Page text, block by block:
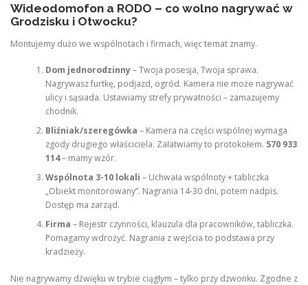
Wideodomofon a RODO – co wolno nagrywać w
Grodzisku i Otwocku?
Montujemy dużo we wspólnotach i firmach, więc temat znamy.
Dom jednorodzinny– Twoja posesja, Twoja sprawa.
Nagrywasz furtkę, podjazd, ogród. Kamera nie może nagrywać
ulicy i sąsiada. Ustawiamy strefy prywatności – zamazujemy
chodnik.
Bliźniak/szeregówka – Kamera na części wspólnej wymaga
zgody drugiego właściciela. Załatwiamy to protokołem. 570 933
114– mamy wzór.
Wspólnota 3-10 lokali – Uchwała wspólnoty + tabliczka
„Obiekt monitorowany”. Nagrania 14-30 dni, potem nadpis.
Dostęp ma zarząd.
Firma – Rejestr czynności, klauzula dla pracowników, tabliczka.
Pomagamy wdrożyć. Nagrania z wejścia to podstawa przy
kradzieży.
Nie nagrywamy dźwięku w trybie ciągłym – tylko przy dzwonku. Zgodne z